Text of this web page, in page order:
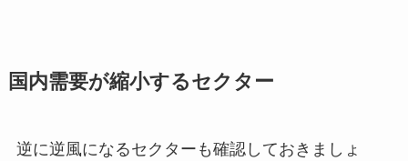
国内需要が縮小するセクター
逆に逆風になるセクターも確認しておきましょ